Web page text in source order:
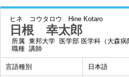
ヒネ コウタロウ Hine Kotaro
日根 幸太郎
所属 東邦大学 医学部 医学科（大森病
職種 講師
言語種別 日本語